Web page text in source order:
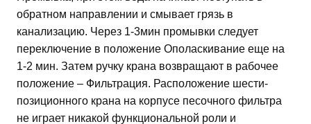
обратном направлении и смывает грязь в
канализацию. Через 1-3мин промывки следует
переключение в положение Ополаскивание еще на
1-2 мин. Затем ручку крана возвращают в рабочее
положение – Фильтрация. Расположение шести-
позиционного крана на корпусе песочного фильтра
не играет никакой функциональной роли и